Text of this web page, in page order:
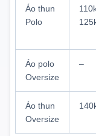
Áo thun
Polo
Áo polo
Oversize
–
Áo thun
Oversize